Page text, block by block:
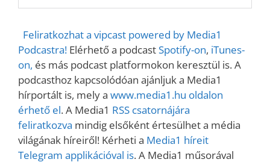
Feliratkozhat a vipcast powered by Media1
Podcastra! Elérhető a podcastSpotify-on, iTunes-
on, és más podcast platformokon keresztül is. A
podcasthoz kapcsolódóan ajánljuk a Media1
hírportált is, mely a www.media1.hu oldalon
érhető el. A Media1 RSS csatornájára
feliratkozva mindig elsőként értesülhet a média
világának híreiről! Kérheti a Media1 híreit
Telegram applikációval is. A Media1 műsorával